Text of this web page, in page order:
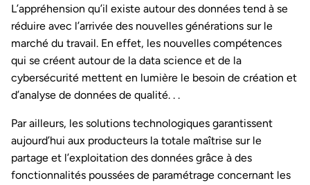
L’appréhension qu’il existe autour des données tend à se
réduire avec l’arrivée des nouvelles générations sur le
marché du travail. En effet, les nouvelles compétences
qui se créent autour de la data science et de la
cybersécurité mettent en lumière le besoin de création et
d’analyse de données de qualité. . .
Par ailleurs, les solutions technologiques garantissent
aujourd’hui aux producteurs la totale maîtrise sur le
partage et l’exploitation des données grâce à des
fonctionnalités poussées de paramétrage concernant les